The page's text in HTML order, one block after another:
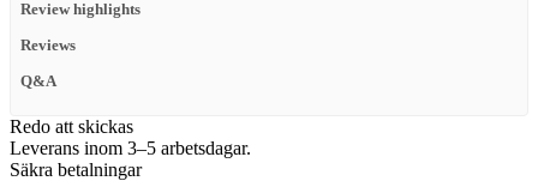
Review highlights
Reviews
Q&A
Redo att skickas
Leverans inom 3–5 arbetsdagar.
Säkra betalningar